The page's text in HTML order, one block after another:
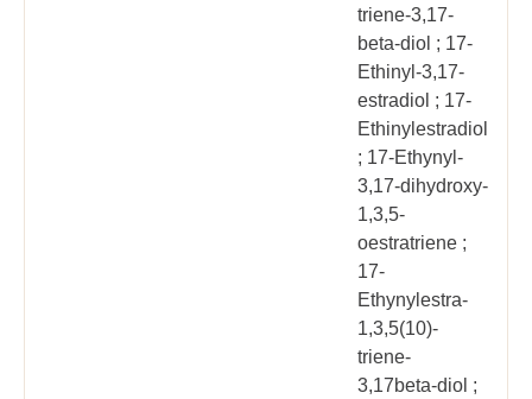
triene-3,17-
beta-diol ; 17-
Ethinyl-3,17-
estradiol ; 17-
Ethinylestradiol
; 17-Ethynyl-
3,17-dihydroxy-
1,3,5-
oestratriene ;
17-
Ethynylestra-
1,3,5(10)-
triene-
3,17beta-diol ;